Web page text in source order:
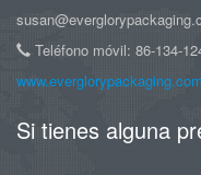
Teléfono móvil: 86-134-
www.everglorypackaging.com
Si tienes alguna